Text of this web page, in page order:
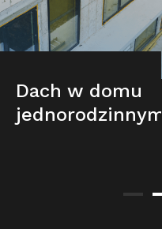
Dach w domu
jednorodzinnym